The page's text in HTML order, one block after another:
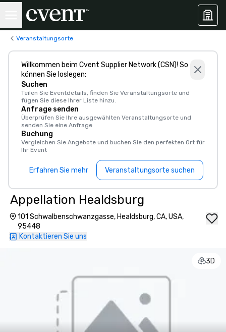
Veranstaltungsorte
Willkommen beim Cvent Supplier Network (CSN)! So
können Sie loslegen:
Suchen
Teilen Sie Eventdetails, finden Sie Veranstaltungsorte und
fügen Sie diese Ihrer Liste hinzu.
Anfrage senden
Überprüfen Sie Ihre ausgewählten Veranstaltungsorte und
senden Sie eine Anfrage
Buchung
Vergleichen Sie Angebote und buchen Sie den perfekten Ort für
Ihr Event
Erfahren Sie mehr Veranstaltungsorte suchen
Appellation Healdsburg
101 Schwalbenschwanzgasse, Healdsburg, CA, USA,
95448
Kontaktieren Sie uns
3D